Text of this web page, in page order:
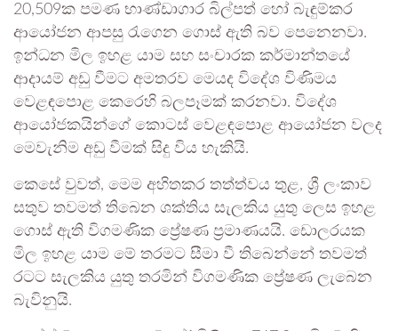
20,509ක පමණ භාණ්ඩාගාර බිල්පත් හෝ බැඳුම්කර
ආයෝජන ආපසු රැගෙන ගොස් ඇති බව පෙනෙනවා.
ඉන්ධන මිල ඉහළ යාම සහ සංචාරක කර්මාන්තයේ
ආදායම් අඩු වීමට අමතරව මෙයද විදේශ විණිමය
වෙළඳපොළ කෙරෙහි බලපෑමක් කරනවා. විදේශ
ආයෝජකයින්ගේ කොටස් වෙළඳපොළ ආයෝජන වලද
මෙවැනිම අඩු වීමක් සිදු විය හැකියි.
කෙසේ වුවත්, මෙම අහිතකර තත්ත්වය තුළ, ශ්‍රී ලංකාව
සතුව තවමත් තිබෙන ශක්තිය සැලකිය යුතු ලෙස ඉහළ
ගොස් ඇති විගමණික ප්‍රේෂණ ප්‍රමාණයයි. ඩොලරයක
මිල ඉහළ යාම මේ තරමට සීමා වී තිබෙන්නේ තවමත්
රටට සැලකිය යුතු තරමින් විගමණික ප්‍රේෂණ ලැබෙන
බැවිනුයි.